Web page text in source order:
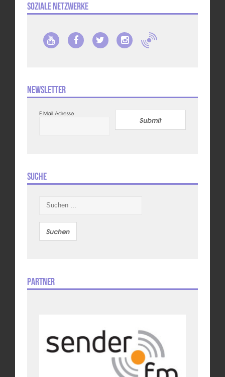
Soziale Netzwerke
Newsletter
E-Mail Adresse
Submit
Suche
nach:
Partner